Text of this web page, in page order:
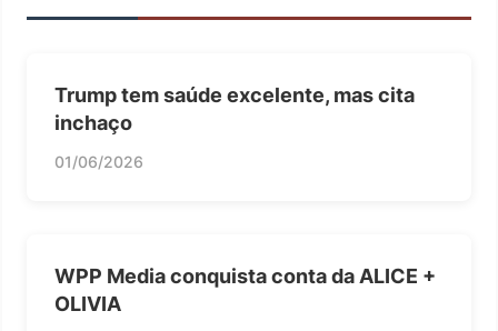
Trump tem saúde excelente, mas cita
inchaço
01/06/2026
WPP Media conquista conta da ALICE +
OLIVIA